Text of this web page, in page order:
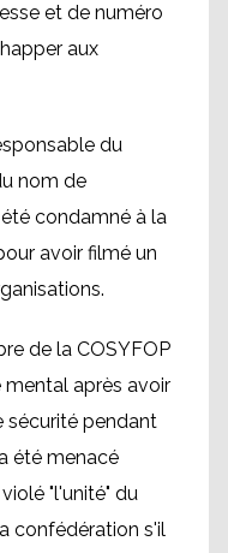
et de numéro
aux
du
nom de
condamné à la
avoir filmé un
de la COSYFOP
mental après avoir
sécurité pendant
été menacé
"l'unité" du
confédération s'il